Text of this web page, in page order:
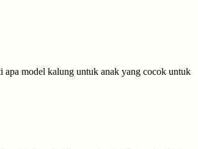
apa model kalung untuk anak yang cocok untuk